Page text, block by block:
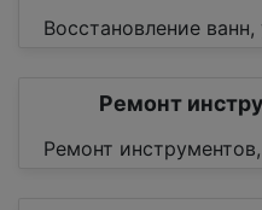
Восстановление ванн,
Ремонт
Ремонт инструментов,